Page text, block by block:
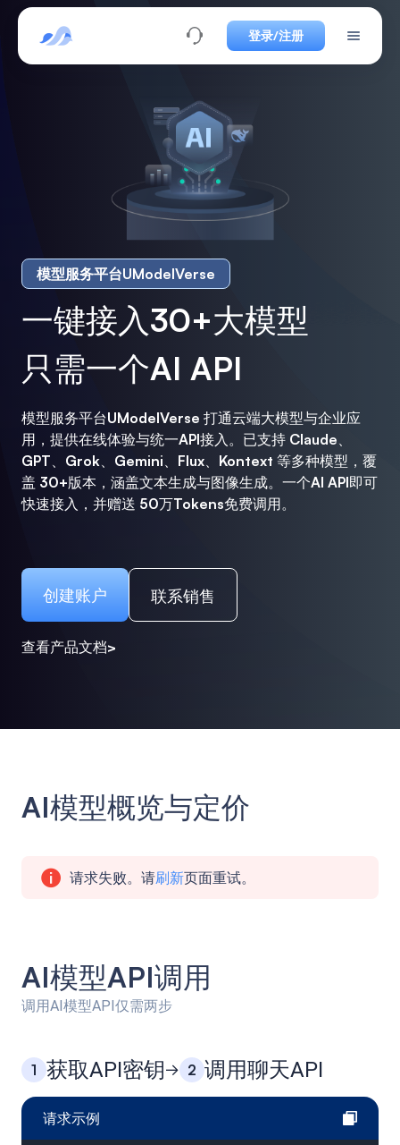
登录/注册
模型服务平台UModelVerse
一键接入30+大模型
只需一个AI API
模型服务平台UModelVerse 打通云端大模型与企业应
用，提供在线体验与统一API接入。已支持 Claude、
GPT、Grok、Gemini、Flux、Kontext 等多种模型，覆
盖 30+版本，涵盖文本生成与图像生成。一个AI API即可
快速接入，并赠送 50万Tokens免费调用。
创建账户 联系销售
查看产品文档>
AI模型概览与定价
请求失败。请刷新页面重试。
AI模型API调用
调用AI模型API仅需两步
1 获取API密钥 2 调用聊天API
请求示例